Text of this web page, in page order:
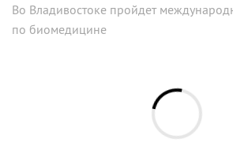
Во Владивостоке пройдет
по биомедицине